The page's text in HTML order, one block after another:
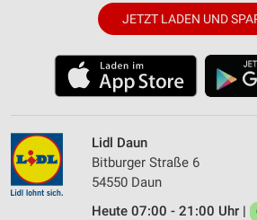
JETZT LADEN UND
Lidl Daun
Bitburger Straße 6
54550 Daun
Heute 07:00 - 21:00 Uhr |